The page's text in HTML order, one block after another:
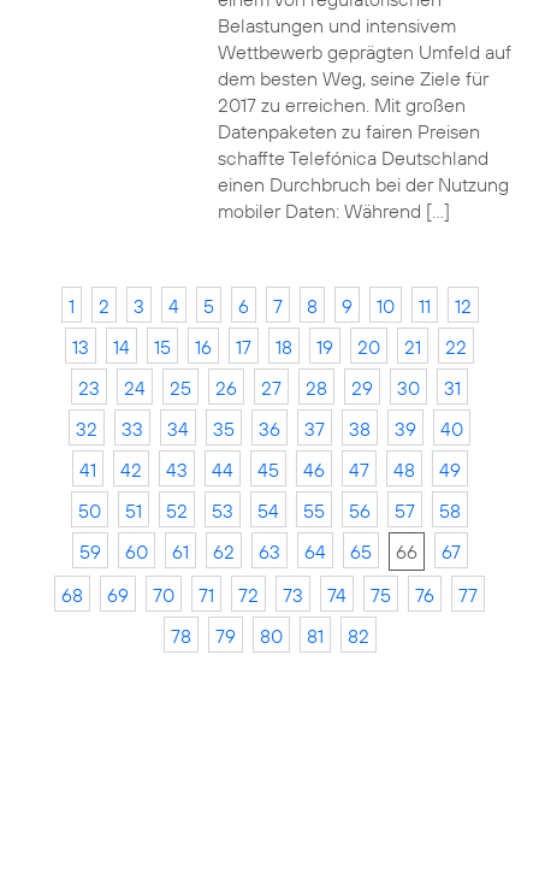
Belastungen und intensivem
Wettbewerb geprägten Umfeld auf
dem besten Weg, seine Ziele für
2017 zu erreichen. Mit großen
Datenpaketen zu fairen Preisen
schaffte Telefónica Deutschland
einen Durchbruch bei der Nutzung
mobiler Daten: Während […]
1 2 3 4 5 6 7 8 9 10 11
12
13
14 15 16 17 18 19 20 21
22
23
24 25 26 27 28 29 30
31
32
33 34 35 36 37 38 39
40
41
42 43 44 45 46 47 48
49
50
51 52 53 54 55 56 57
58
59
60 61 62 63 64 65 66
67
68
69 70 71 72 73 74 75 76
77
78
79 80 81 82